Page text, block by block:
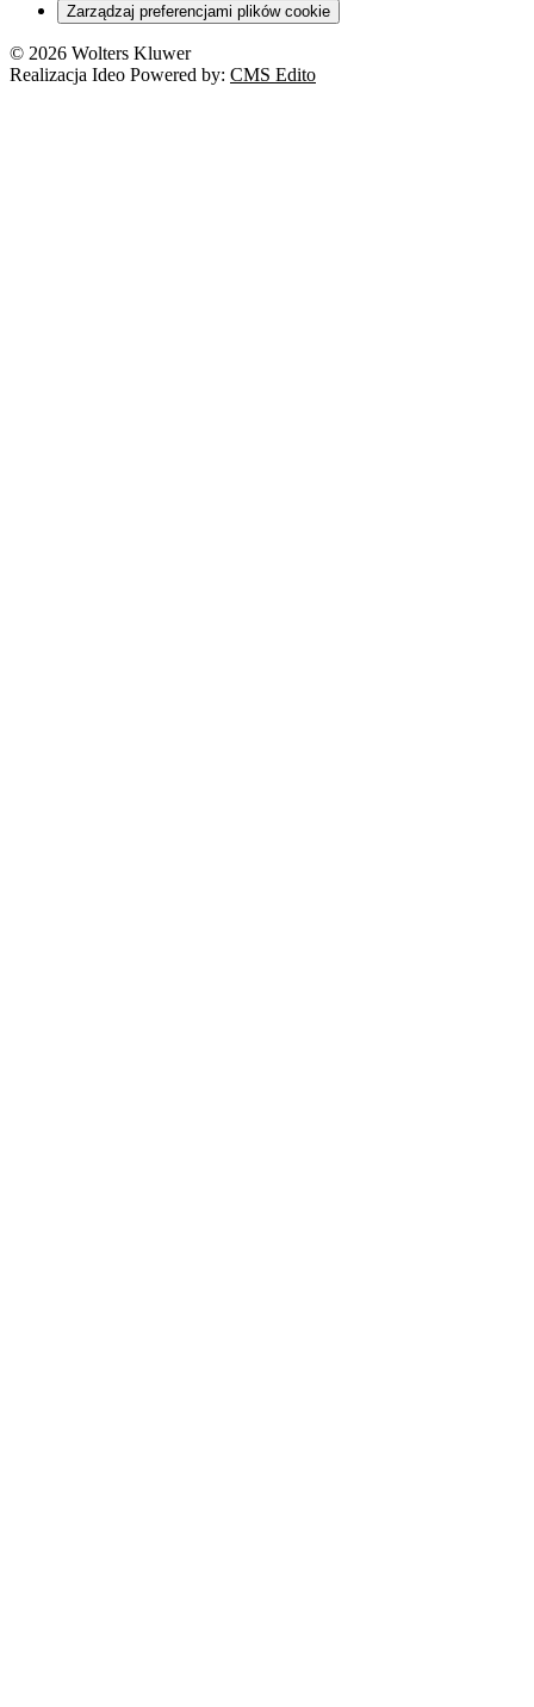
Zarządzaj preferencjami plików cookie
© 2026 Wolters Kluwer
Realizacja Ideo Powered by: CMS Edito